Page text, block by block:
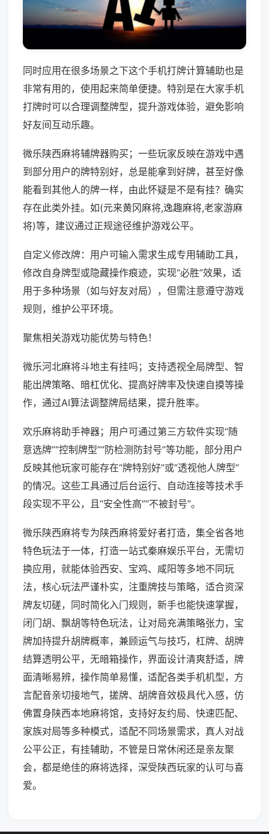
同时应用在很多场景之下这个手机打牌计算辅助也是
非常有用的，使用起来简单便捷。特别是在大家手机
打牌时可以合理调整牌型，提升游戏体验，避免影响
好友间互动乐趣。
微乐陕西麻将辅牌器购买；一些玩家反映在游戏中遇
到部分用户的牌特别好，总是能拿到好牌，甚至好像
能看到其他人的牌一样，由此怀疑是不是有挂？确实
存在此类外挂。如(元来黄冈麻将,逸趣麻将,老家游麻
将)等，建议通过正规途径维护游戏公平。
自定义修改牌：用户可输入需求生成专用辅助工具，
修改自身牌型或隐藏操作痕迹，实现“必胜”效果，适
用于多种场景（如与好友对局），但需注意遵守游戏
规则，维护公平环境。
聚焦相关游戏功能优势与特色！
微乐河北麻将斗地主有挂吗；支持透视全局牌型、智
能出牌策略、暗杠优化、提高好牌率及快速自摸等操
作，通过AI算法调整牌局结果，提升胜率。
欢乐麻将助手神器；用户可通过第三方软件实现“随
意选牌”“控制牌型”“防检测防封号”等功能，部分用户
反映其他玩家可能存在“牌特别好”或“透视他人牌型”
的情况。这些工具通过后台运行、自动连接等技术手
段实现不平公，且“安全性高”“不被封号”。
微乐陕西麻将专为陕西麻将爱好者打造，集全省各地
特色玩法于一体，打造一站式秦麻娱乐平台，无需切
换应用，就能体验西安、宝鸡、咸阳等多地不同玩
法，核心玩法严谨朴实，注重牌技与策略，适合资深
牌友切磋，同时简化入门规则，新手也能快速掌握，
闭门胡、飘胡等特色玩法，让对局充满策略张力，宝
牌加持提升胡牌概率，兼顾运气与技巧，杠牌、胡牌
结算透明公平，无暗箱操作，界面设计清爽舒适，牌
面清晰易辨，操作简单易懂，适配各类手机机型，方
言配音亲切接地气，搓牌、胡牌音效极具代入感，仿
佛置身陕西本地麻将馆，支持好友约局、快速匹配、
家族对局等多种模式，适配不同场景需求，真人对战
公平公正，有挂辅助，不管是日常休闲还是亲友聚
会，都是绝佳的麻将选择，深受陕西玩家的认可与喜
爱。